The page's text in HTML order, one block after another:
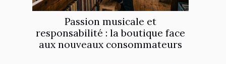
Passion musicale et
responsabilité : la boutique face
aux nouveaux consommateurs